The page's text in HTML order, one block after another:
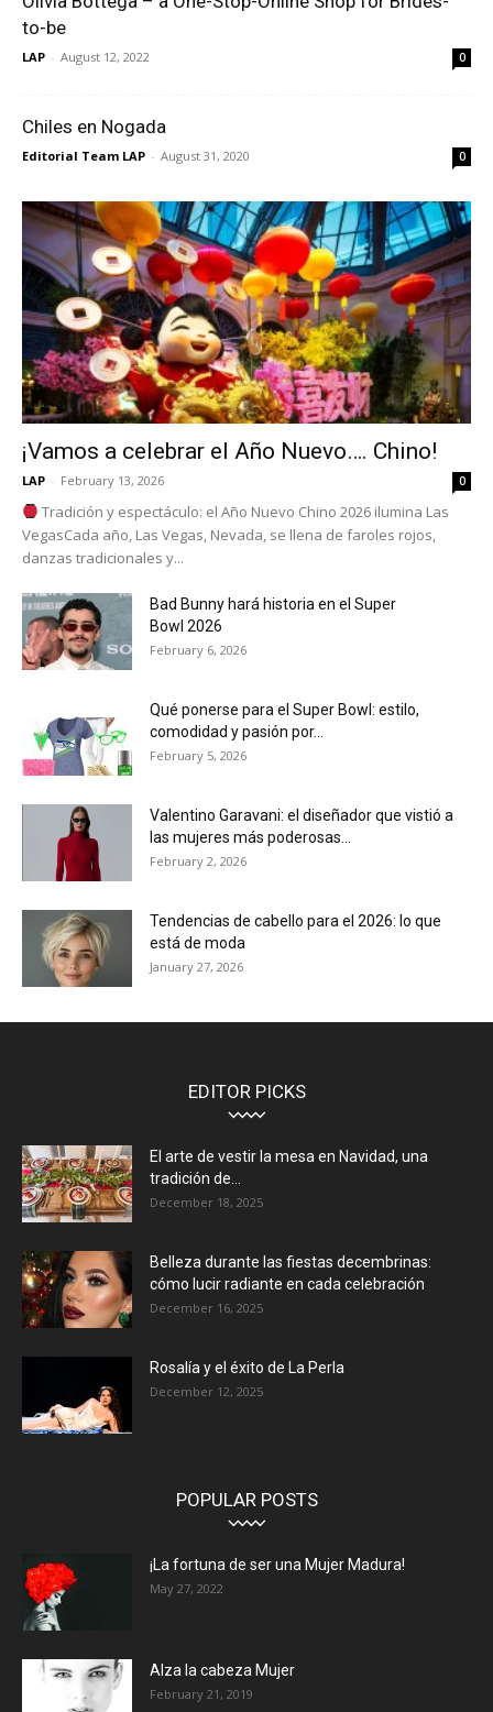
to-be
LAP - August 12, 2022 0
Chiles en Nogada
Editorial Team LAP - August 31, 2020 0
¡Vamos a celebrar el Año Nuevo…. Chino!
LAP - February 13, 2026 0
Tradición y espectáculo: el Año Nuevo Chino 2026 ilumina Las
VegasCada año, Las Vegas, Nevada, se llena de faroles rojos,
danzas tradicionales y...
Bad Bunny hará historia en el Super
Bowl 2026
February 6, 2026
Qué ponerse para el Super Bowl: estilo,
comodidad y pasión por...
February 5, 2026
Valentino Garavani: el diseñador que vistió a
las mujeres más poderosas...
February 2, 2026
Tendencias de cabello para el 2026: lo que
está de moda
January 27, 2026
EDITOR PICKS
El arte de vestir la mesa en Navidad, una
tradición de...
December 18, 2025
Belleza durante las fiestas decembrinas:
cómo lucir radiante en cada celebración
December 16, 2025
Rosalía y el éxito de La Perla
December 12, 2025
POPULAR POSTS
¡La fortuna de ser una Mujer Madura!
May 27, 2022
Alza la cabeza Mujer
February 21, 2019